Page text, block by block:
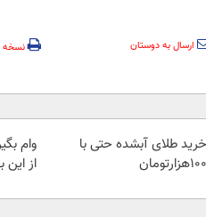
ارسال به دوستان نسخه
خرید طلای آبشده حتی با
۱۰۰هزارتومان
وام
از